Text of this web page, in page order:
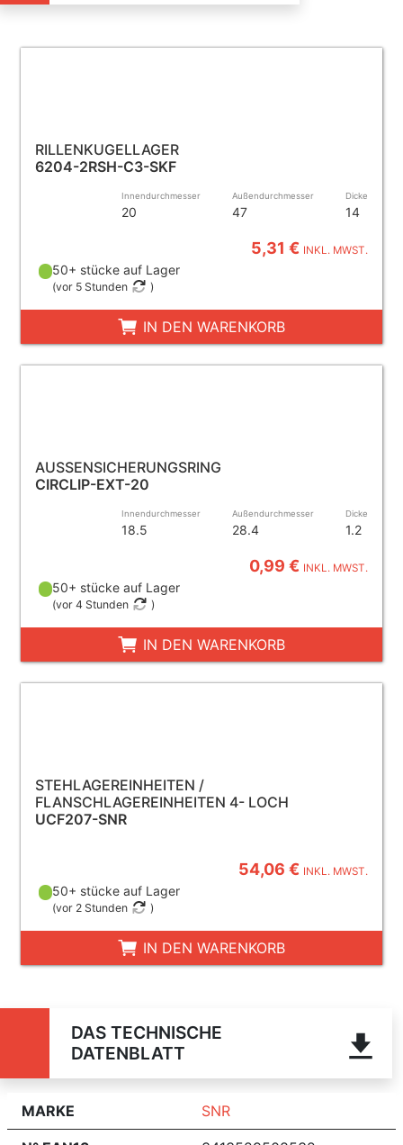
RILLENKUGELLAGER
6204-2RSH-C3-SKF
Innendurchmesser
20
Außendurchmesser
47
Dicke
14
5,31 € INKL. MWST.
50+ stücke auf Lager
(vor 5 Stunden )
IN DEN WARENKORB
AUSSENSICHERUNGSRING
CIRCLIP-EXT-20
Innendurchmesser
18.5
Außendurchmesser
28.4
Dicke
1.2
0,99 € INKL. MWST.
50+ stücke auf Lager
(vor 4 Stunden )
IN DEN WARENKORB
STEHLAGEREINHEITEN /
FLANSCHLAGEREINHEITEN 4- LOCH
UCF207-SNR
54,06 € INKL. MWST.
50+ stücke auf Lager
(vor 2 Stunden )
IN DEN WARENKORB
DAS TECHNISCHE
DATENBLATT
MARKE SNR